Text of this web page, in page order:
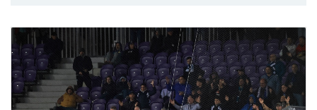
KLUB
GALÉRIA
SZURKOLÓI ÉLMÉNYEK